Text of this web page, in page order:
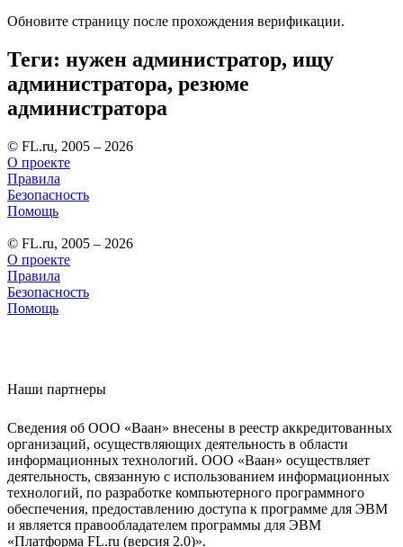
Обновите страницу после прохождения верификации.
Теги: нужен администратор, ищу
администратора, резюме
администратора
© FL.ru, 2005 – 2026
О проекте
Правила
Безопасность
Помощь
© FL.ru, 2005 – 2026
О проекте
Правила
Безопасность
Помощь
Наши партнеры
Сведения об ООО «Ваан» внесены в реестр аккредитованных
организаций, осуществляющих деятельность в области
информационных технологий. ООО «Ваан» осуществляет
деятельность, связанную с использованием информационных
технологий, по разработке компьютерного программного
обеспечения, предоставлению доступа к программе для ЭВМ
и является правообладателем программы для ЭВМ
«Платформа FL.ru (версия 2.0)».